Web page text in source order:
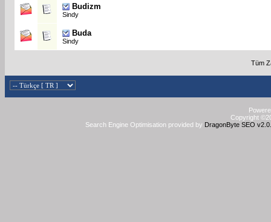
Budizm
Sindy
Buda
Sindy
Tüm
Copyright
Search Engine Optimisation provided by DragonByte SEO